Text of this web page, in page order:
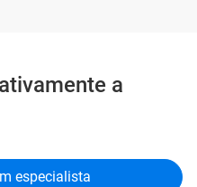
a
especialista